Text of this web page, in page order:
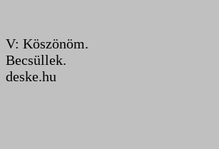
V: Köszönöm.
Becsüllek.
deske.hu